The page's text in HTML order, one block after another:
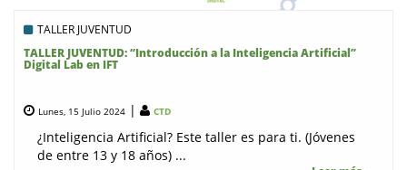
TALLER JUVENTUD
TALLER JUVENTUD: “Introducción a la Inteligencia Artificial”
Digital Lab en IFT
Lunes, 15 Julio 2024 | CTD
¿Inteligencia Artificial? Este taller es para ti. (Jóvenes
de entre 13 y 18 años) ...